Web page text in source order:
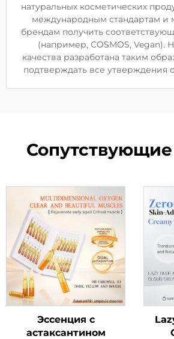
натуральных косметических
международным стандартам и
брендам получить
(например, COSMOS, Vegan).
качества разработана таким
подтверждать все утверждения
Эссенция с
астаксантином